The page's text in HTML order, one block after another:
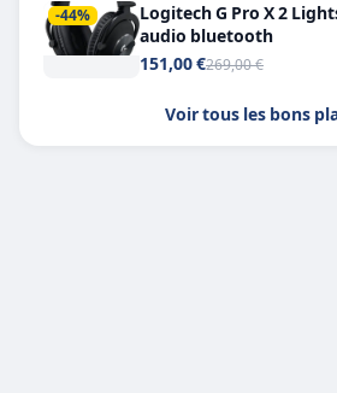
-44%
Logitech G Pro X 2
audio bluetooth
151,00 €269,00 €
Voir tous les bons